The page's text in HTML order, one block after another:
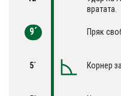
вратата.
9´ Пряк
5´ Корнер